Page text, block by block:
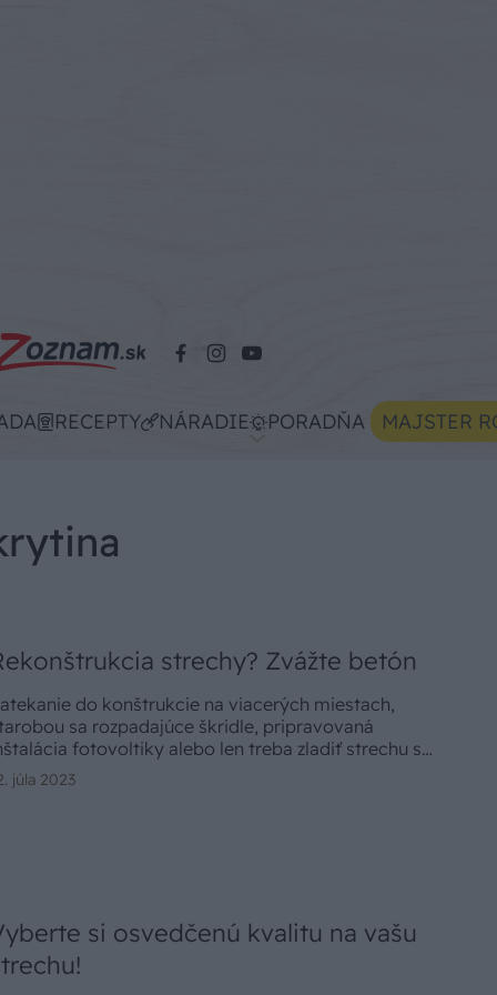
RECEPTY NÁRADIE PORADŇA MAJSTER
strechy? Zvážte betón
do konštrukcie na viacerých miestach,
sa rozpadajúce škridle, pripravovaná
fotovoltiky alebo len treba zladiť strechu s
fasádou. Dôvodov k výmene strešnej krytiny
byť veľa. Vo všetkých prípadoch je na prvom
júla 2023
si osvedčenú kvalitu na vašu